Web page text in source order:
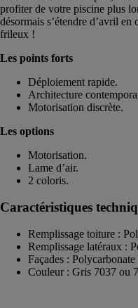
profiter de votre piscine plus
désormais s’étendre d’avril
frileux !
Les points forts
Déploiement rapide.
Architecture
Motorisation discrète.
Les options
Motorisation.
Lame d’air.
2 coloris.
Caractéristiques
Remplissage toiture :
Remplissage latéraux :
Façades :
Couleur : Gris 7037 ou